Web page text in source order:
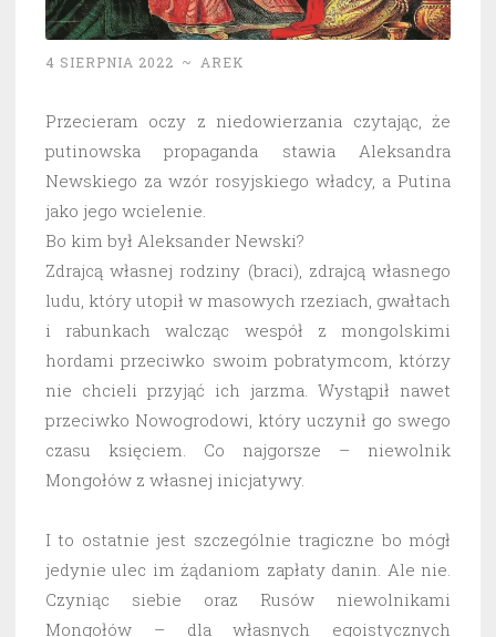
4 SIERPNIA 2022 ~ AREK
Przecieram oczy z niedowierzania czytając, że
putinowska propaganda stawia Aleksandra
Newskiego za wzór rosyjskiego władcy, a Putina
jako jego wcielenie.
Bo kim był Aleksander Newski?
Zdrajcą własnej rodziny (braci), zdrajcą własnego
ludu, który utopił w masowych rzeziach, gwałtach
i rabunkach walcząc wespół z mongolskimi
hordami przeciwko swoim pobratymcom, którzy
nie chcieli przyjąć ich jarzma. Wystąpił nawet
przeciwko Nowogrodowi, który uczynił go swego
czasu księciem. Co najgorsze – niewolnik
Mongołów z własnej inicjatywy.
I to ostatnie jest szczególnie tragiczne bo mógł
jedynie ulec im żądaniom zapłaty danin. Ale nie.
Czyniąc siebie oraz Rusów niewolnikami
Mongołów – dla własnych egoistycznych